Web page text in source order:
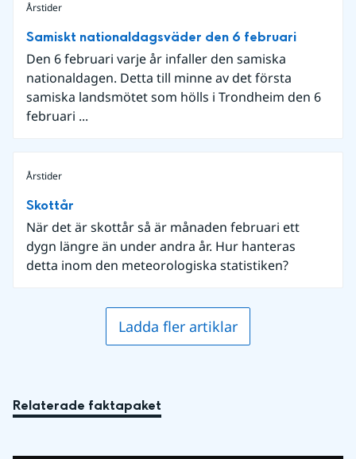
Årstider
Samiskt nationaldagsväder den 6 februari
Den 6 februari varje år infaller den samiska
nationaldagen. Detta till minne av det första
samiska landsmötet som hölls i Trondheim den 6
februari ...
Årstider
Skottår
När det är skottår så är månaden februari ett
dygn längre än under andra år. Hur hanteras
detta inom den meteorologiska statistiken?
Ladda fler artiklar
Relaterade faktapaket